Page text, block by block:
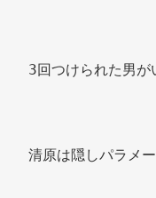
3回つけられた男が
清原は隠しパラメ